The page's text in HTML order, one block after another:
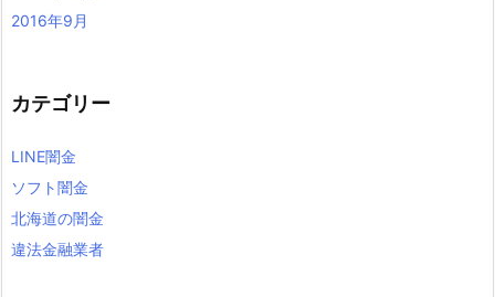
2016年9月
カテゴリー
LINE闇金
ソフト闇金
北海道の闇金
違法金融業者